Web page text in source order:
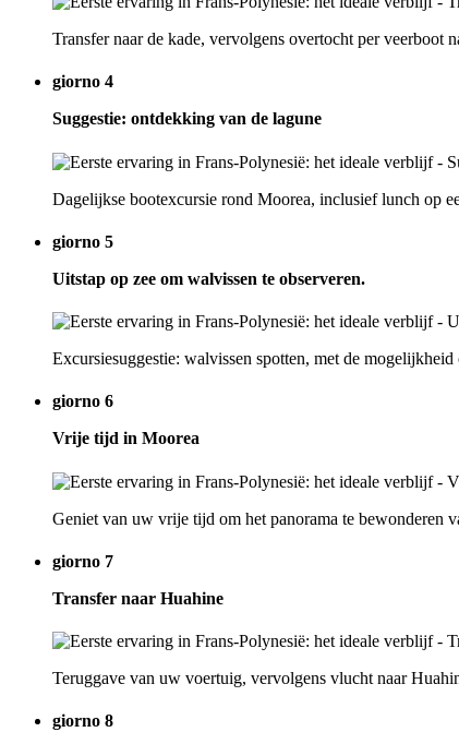
Transfer naar de kade, vervolgens overtocht per veerboot
giorno 4
Suggestie: ontdekking van de lagune
Dagelijkse bootexcursie rond Moorea, inclusief lunch op
giorno 5
Uitstap op zee om walvissen te observeren.
Excursiesuggestie: walvissen spotten, met de
giorno 6
Vrije tijd in Moorea
Geniet van uw vrije tijd om het panorama te bewonderen
giorno 7
Transfer naar Huahine
Teruggave van uw voertuig, vervolgens vlucht naar
giorno 8